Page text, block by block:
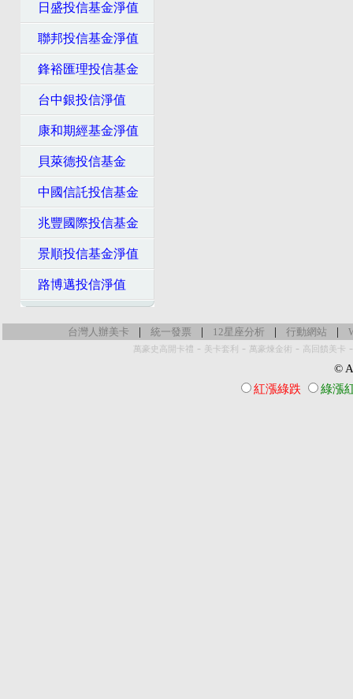
日盛投信基金淨值
聯邦投信基金淨值
鋒裕匯理投信基金
台中銀投信淨值
康和期經基金淨值
貝萊德投信基金
中國信託投信基金
兆豐國際投信基金
景順投信基金淨值
路博邁投信淨值
台灣人辦美卡 | 統一發票 | 12星座分析 | 行動網站 |
萬豪史高開卡禮 - 美卡套利 - 萬豪煉金術 - 高回饋美卡
©
紅漲綠跌
綠漲